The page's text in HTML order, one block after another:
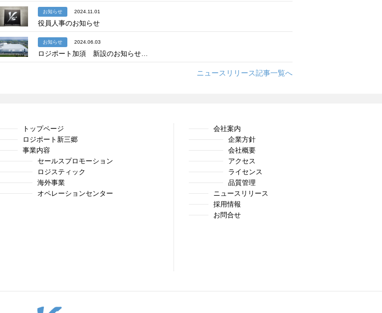
お知らせ 2024.11.01
役員人事のお知らせ
お知らせ 2024.06.03
ロジポート加須 新設のお知らせ…
ニュースリリース記事一覧へ
トップページ
ロジポート新三郷
事業内容
セールスプロモーション
ロジスティック
海外事業
オペレーションセンター
会社案内
企業方針
会社概要
アクセス
ライセンス
品質管理
ニュースリリース
採用情報
お問合せ